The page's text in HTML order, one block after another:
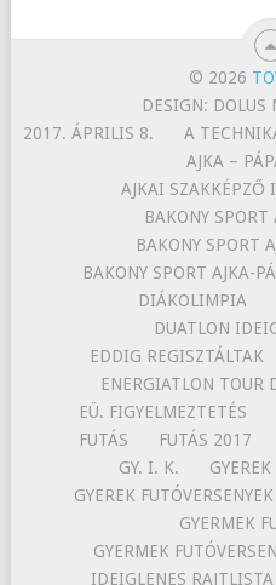
© 2026
DESIGN: DOLUS
2017. ÁPRILIS 8.
A
AJKA –
AJKAI SZAKKÉPZŐ
BAKONY SPORT
BAKONY SPORT
BAKONY SPORT AJKA-
DIÁKOLIMPIA
DUATLON
EDDIG REGISZTÁLTAK
ENERGIATLON TOUR
EÜ. FIGYELMEZTETÉS
FUTÁS
FUTÁS 2017
GY. I. K.
GYEREK
GYERMEK
GYERMEK
IDEIGLENES